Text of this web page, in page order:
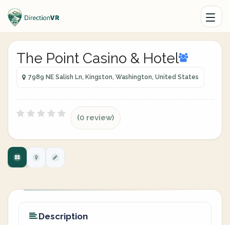
The Point Casino & Hotel
7989 NE Salish Ln, Kingston, Washington, United States
(0 review)
Description